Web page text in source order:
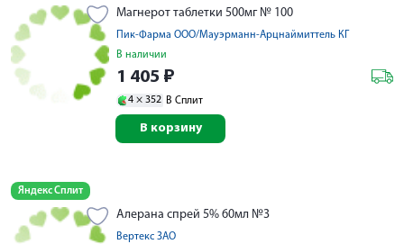
Магнерот таблетки 500мг № 100
Пик-Фарма ООО/Мауэрманн-Арцнаймиттель КГ
В наличии
1 405 ₽
4 × 352 В Сплит
В корзину
Яндекс Сплит
Алерана спрей 5% 60мл №3
Вертекс ЗАО